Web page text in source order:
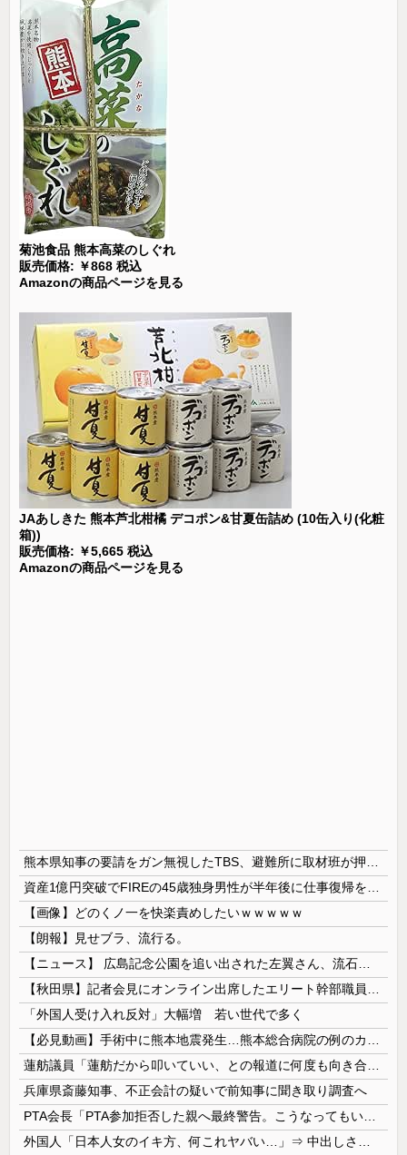
菊池食品 熊本高菜のしぐれ
販売価格: ￥868 税込
Amazonの商品ページを見る
JAあしきた 熊本芦北柑橘 デコポン&甘夏缶詰め (10缶入り(化粧
箱))
販売価格: ￥5,665 税込
Amazonの商品ページを見る
【画像】どのくノ一を快楽責めしたいｗｗｗｗｗ
【朗報】見せブラ、流行る。
「外国人受け入れ反対」大幅増 若い世代で多く
兵庫県斎藤知事、不正会計の疑いで前知事に聞き取り調査へ